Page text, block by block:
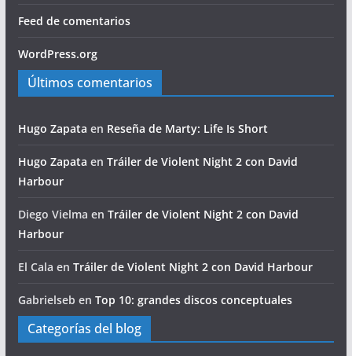
Feed de comentarios
WordPress.org
Últimos comentarios
Hugo Zapata en Reseña de Marty: Life Is Short
Hugo Zapata en Tráiler de Violent Night 2 con David
Harbour
Diego Vielma en Tráiler de Violent Night 2 con David
Harbour
El Cala en Tráiler de Violent Night 2 con David Harbour
Gabrielseb en Top 10: grandes discos conceptuales
Categorías del blog